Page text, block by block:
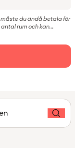
måste du ändå betala för
rum och kan...